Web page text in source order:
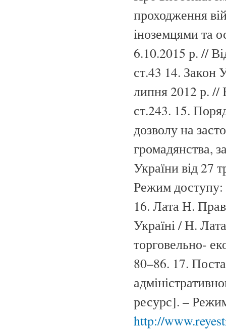
проходження
іноземцями та
6.10.2015 р. //
ст.43 14. Закон
липня 2012 р. //
ст.243. 15.
дозволу на
громадянства,
України від 27
Режим доступу:
16. Лата Н.
Україні / Н.
торговельно-
80–86. 17.
ресурс]. –
http://